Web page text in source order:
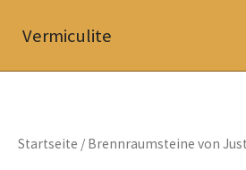
InhaltVermiculite
Startseite / Brennraumsteine von